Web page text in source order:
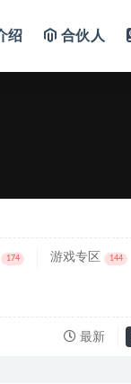
绍 合伙人
174 游戏专区 144
最新